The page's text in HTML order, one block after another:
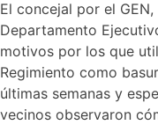
El concejal por el
Departamento
motivos por los que
Regimiento como
últimas semanas y
vecinos observaron